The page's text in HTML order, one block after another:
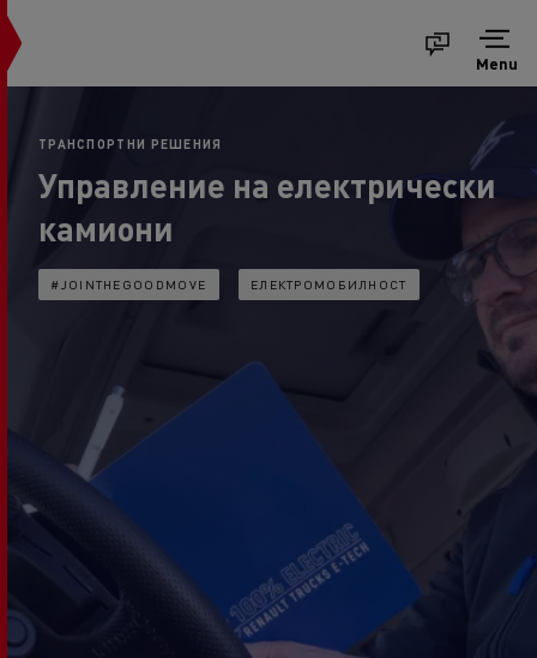
Menu
ТРАНСПОРТНИ РЕШЕНИЯ
Управление на електрически
камиони
#JOINTHEGOODMOVE ЕЛЕКТРОМОБИЛНОСТ